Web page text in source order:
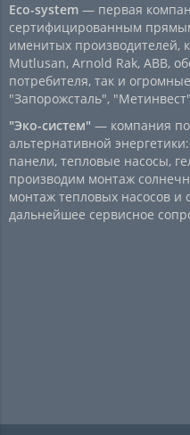
Eco-system — первая
сертифицированным
именитых производителей,
Mutlusan, Arnold Rak, ABB,
потребителя, так и
"Запорожсталь",
"Эко-систем" — компания
альтернативной
панели, тепловые насосы,
производим монтаж
монтаж тепловых насосов и
дальнейшее сервисное